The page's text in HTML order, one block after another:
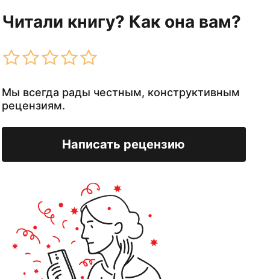
Читали книгу? Как она вам?
Мы всегда рады честным, конструктивным
рецензиям.
Написать рецензию